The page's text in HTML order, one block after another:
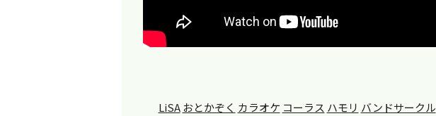
LiSA おとかぞく カラオケ コーラス ハモリ バンドサークル